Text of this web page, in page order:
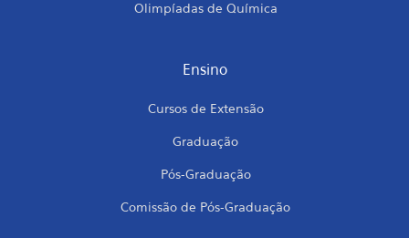
Olimpíadas de Química
Ensino
Cursos de Extensão
Graduação
Pós-Graduação
Comissão de Pós-Graduação